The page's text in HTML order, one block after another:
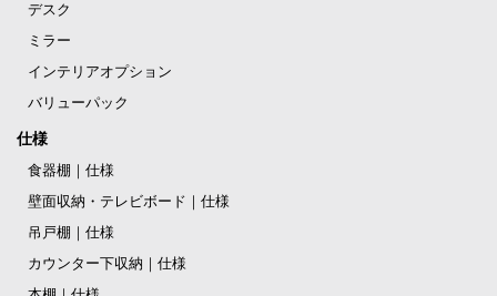
デスク
ミラー
インテリアオプション
バリューパック
仕様
食器棚｜仕様
壁面収納・テレビボード｜仕様
吊戸棚｜仕様
カウンター下収納｜仕様